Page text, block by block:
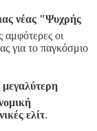
νέας "Ψυχρής
αμφότερες οι
για το παγκόσμιο
ελίτ.